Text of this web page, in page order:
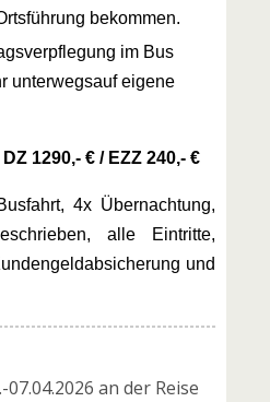
bekommen.
im Bus
unterwegsauf eigene
1290,- € / EZZ 240,- €
4x Übernachtung,
alle Eintritte,
und
an der Reise